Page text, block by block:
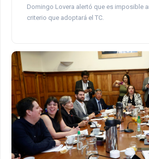
Domingo Lovera alertó que es imposible
criterio que adoptará el TC.